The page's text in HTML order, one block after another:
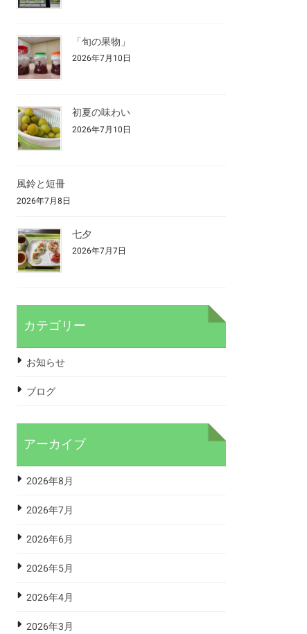
「旬の果物」
2026年7月10日
初夏の味わい
2026年7月10日
風鈴と短冊
2026年7月8日
七夕
2026年7月7日
カテゴリー
お知らせ
ブログ
アーカイブ
2026年8月
2026年7月
2026年6月
2026年5月
2026年4月
2026年3月